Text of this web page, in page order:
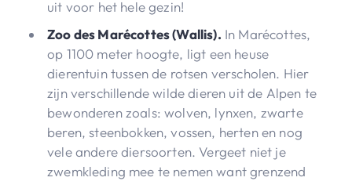
uit voor het hele gezin!
Zoo des Marécottes (Wallis). In Marécottes,
op 1100 meter hoogte, ligt een heuse
dierentuin tussen de rotsen verscholen. Hier
zijn verschillende wilde dieren uit de Alpen te
bewonderen zoals: wolven, lynxen, zwarte
beren, steenbokken, vossen, herten en nog
vele andere diersoorten. Vergeet niet je
zwemkleding mee te nemen want grenzend